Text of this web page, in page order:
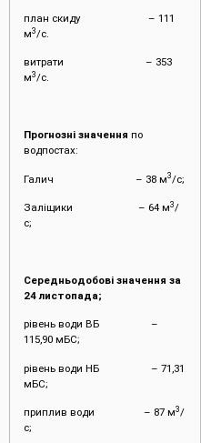
план скиду – 111
м3/с.
витрати – 353
м3/с.
Прогнозні значення по
водпостах:
Галич – 38 м3/с;
Заліщики – 64 м3/
с;
Середньодобові значення за
24листопада;
рівень води ВБ –
115,90 мБС;
рівень води НБ – 71,31
мБС;
приплив води – 87 м3/
с;